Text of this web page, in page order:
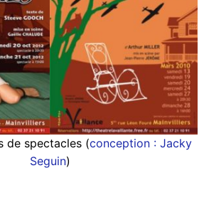
de spectacles (conception : Jacky
Seguin)